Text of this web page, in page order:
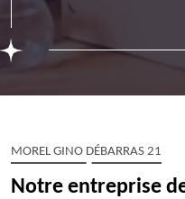
MOREL GINO DÉBARRAS 21
Notre entreprise